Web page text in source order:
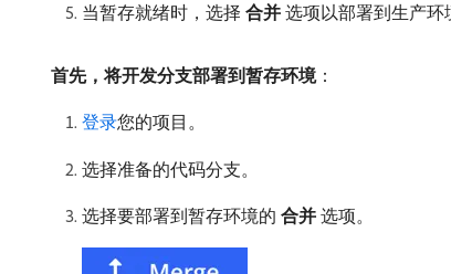
当暂存就绪时，选择​ 合并 选项以部署到生产环
首先，将开发分支部署到暂存环境：
登录您的项目。
选择准备的代码分支。
选择要部署到暂存环境的​ 合并 ​选项。